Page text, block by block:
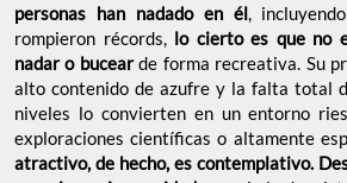
personas han nadado en él,
rompieron récords, lo cierto es que no
nadar o bucearde forma recreativa. Su
alto contenido de azufre y la falta total
niveles lo convierten en un entorno
exploraciones científicas o altamente
atractivo, de hecho, es contemplativo.